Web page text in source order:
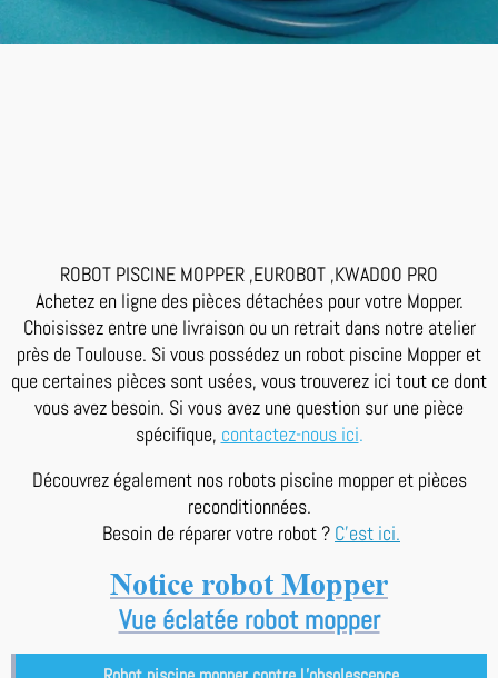
ROBOT PISCINE MOPPER ,EUROBOT ,KWADOO PRO
Achetez en ligne des pièces détachées pour votre Mopper.
Choisissez entre une livraison ou un retrait dans notre atelier
près de Toulouse. Si vous possédez un robot piscine Mopper et
que certaines pièces sont usées, vous trouverez ici tout ce dont
vous avez besoin. Si vous avez une question sur une pièce
spécifique, contactez-nous ici.
Découvrez également nos robots piscine mopper et pièces
reconditionnées.
Besoin de réparer votre robot ? C'est ici.
Notice robot Mopper
Vue éclatée robot mopper